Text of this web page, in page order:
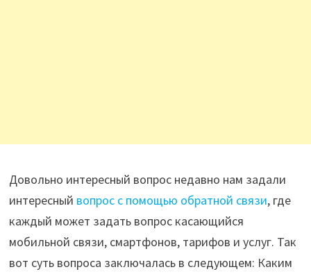
Довольно интересный вопрос недавно нам задали
интересный вопрос с помощью обратной связи, где
каждый может задать вопрос касающийся
мобильной связи, смартфонов, тарифов и услуг. Так
вот суть вопроса заключалась в следующем: Каким